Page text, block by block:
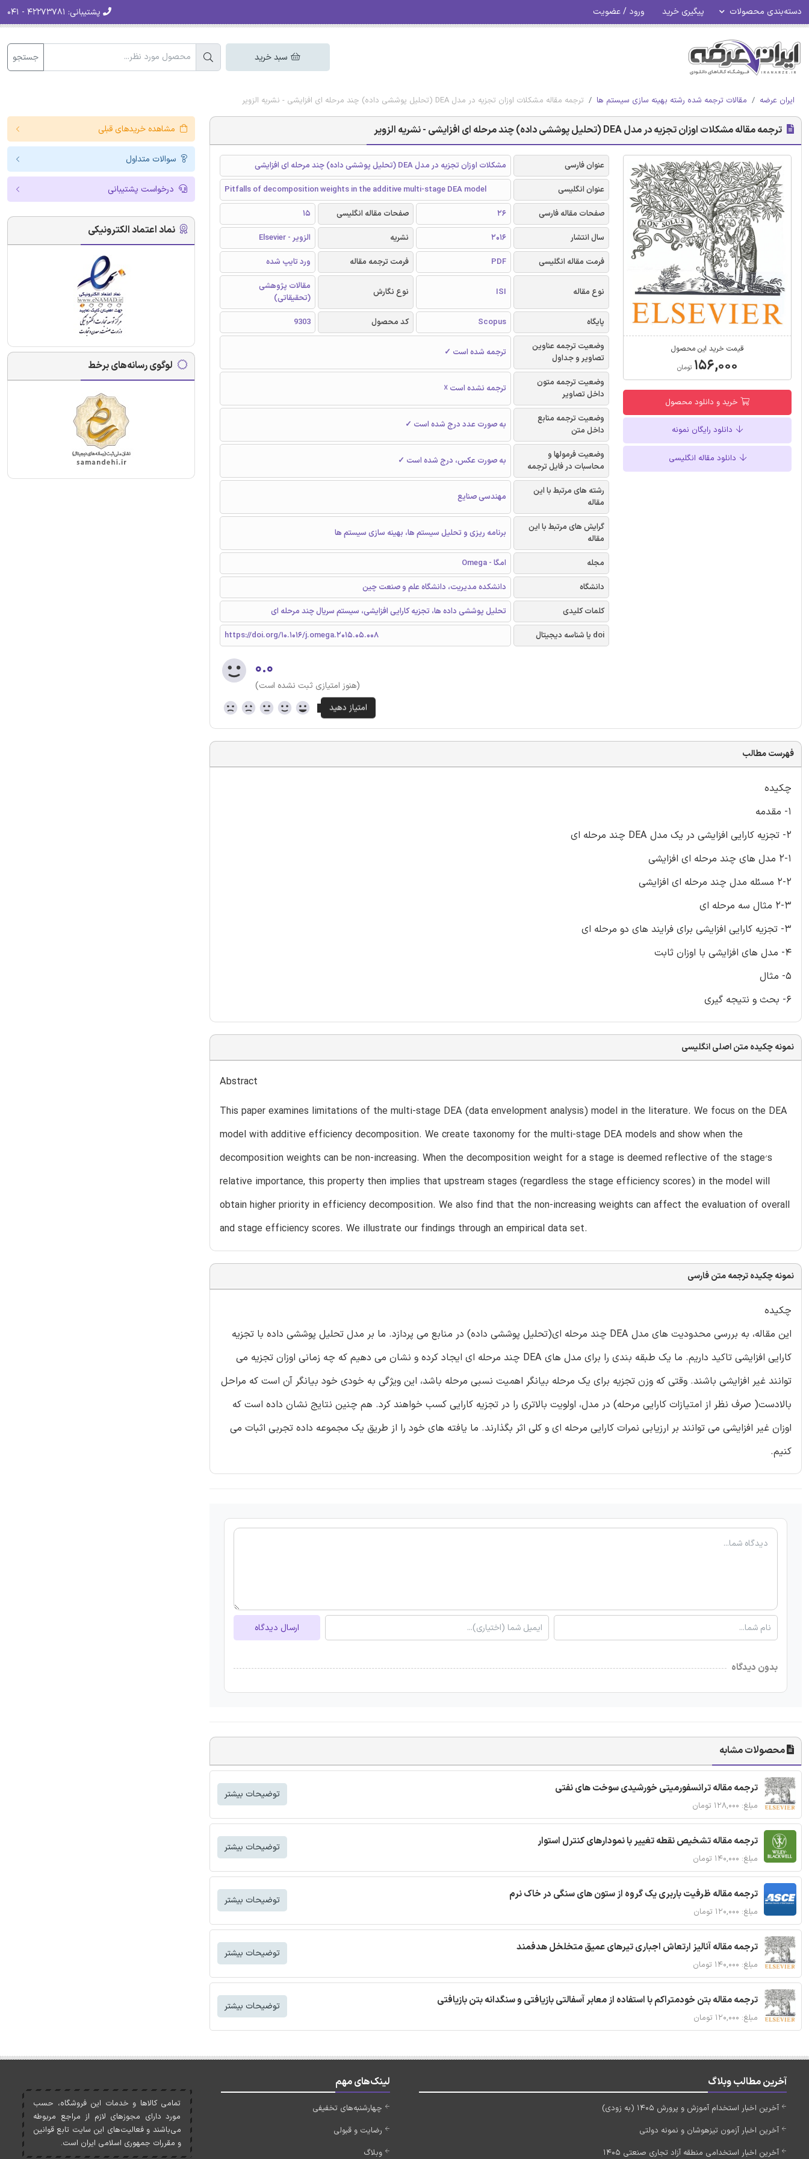
دسته‌بندی محصولات پیگیری خرید ورود / عضویت پشتیبانی:
سبد خرید جستجو
ایران عرضه مقالات ترجمه شده رشته بهینه سازی سیستم ها ترجمه مقاله مشکلات اوزان تجزیه در مدل DEA (تحلیل پوششی داده) چند مرحله ای افزایشی - نشریه الزویر
ترجمه مقاله مشکلات اوزان تجزیه در مدل DEA (تحلیل پوششی داده) چند مرحله ای افزایشی - نشریه الزویر
قیمت خرید این محصول
۱۵۶,۰۰۰ تومان
خرید و دانلود محصول
دانلود رایگان نمونه
دانلود مقاله انگلیسی
عنوان فارسی
مشکلات اوزان تجزیه در مدل DEA (تحلیل پوششی داده) چند مرحله ای افزایشی
عنوان انگلیسی
Pitfalls of decomposition weights in the additive multi-stage DEA model
صفحات مقاله فارسی
26 صفحات مقاله انگلیسی
15
سال انتشار
2016 نشریه
الزویر - Elsevier
فرمت مقاله انگلیسی
PDF فرمت ترجمه مقاله ورد تایپ شده
نوع مقاله ISI نوع نگارش
مقالات پژوهشی
(تحقیقاتی)
پایگاه
Scopus کد محصول
9303
وضعیت ترجمه عناوین
تصاویر و جداول
ترجمه شده است ✓
وضعیت ترجمه متون
داخل تصاویر
ترجمه نشده است ☓
وضعیت ترجمه منابع
داخل متن
به صورت عدد درج شده است ✓
وضعیت فرمولها و
محاسبات در فایل ترجمه
به صورت عکس، درج شده است ✓
رشته های مرتبط با این
مقاله
مهندسی صنایع
گرایش های مرتبط با این
مقاله
برنامه ریزی و تحلیل سیستم ها، بهینه سازی سیستم ها
مجله
امگا - Omega
دانشگاه
دانشکده مدیریت، دانشگاه علم و صنعت چین
کلمات کلیدی
تحلیل پوششی داده ها، تجزیه کارایی افزایشی، سیستم سریال چند مرحله ای
doi یا شناسه دیجیتال
https://doi.org/10.1016/j.omega.2015.05.008
۰.۰
(هنوز امتیازی ثبت نشده است)
فهرست مطالب
چکیده
1- مقدمه
2- تجزیه کارایی افزایشی در یک مدل DEA چند مرحله ای
2-1 مدل های چند مرحله ای افزایشی
2-2 مسئله مدل چند مرحله ای افزایشی
2-3 مثال سه مرحله ای
3- تجزیه کارایی افزایشی برای فرایند های دو مرحله ای
4- مدل های افزایشی با اوزان ثابت
5- مثال
6- بحث و نتیجه گیری
نمونه چکیده متن اصلی انگلیسی
Abstract
This paper examines limitations of the multi-stage DEA (data envelopment analysis) model in the literature. We focus on the DEA
model with additive efficiency decomposition. We create taxonomy for the multi-stage DEA models and show when the
decomposition weights can be non-increasing. When the decomposition weight for a stage is deemed reflective of the stage׳s
relative importance, this property then implies that upstream stages (regardless the stage efficiency scores) in the model will
obtain higher priority in efficiency decomposition. We also find that the non-increasing weights can affect the evaluation of overall
and stage efficiency scores. We illustrate our findings through an empirical data set.
نمونه چکیده ترجمه متن فارسی
چکیده
این مقاله، به بررسی محدودیت های مدل DEA چند مرحله ای(تحلیل پوششی داده) در منابع می پردازد. ما بر مدل تحلیل پوششی داده با تجزیه
کارایی افزایشی تاکید داریم. ما یک طبقه بندی را برای مدل های DEA چند مرحله ای ایجاد کرده و نشان می دهیم که چه زمانی اوزان تجزیه می
توانند غیر افزایشی باشند. وقتی که وزن تجزیه برای یک مرحله بیانگر اهمیت نسبی مرحله باشد، این ویژگی به خودی خود بیانگر آن است که مراحل
بالادست( صرف نظر از امتیازات کارایی مرحله) در مدل، اولویت بالاتری را در تجزیه کارایی کسب خواهند کرد. هم چنین نتایج نشان داده است که
اوزان غیر افزایشی می توانند بر ارزیابی نمرات کارایی مرحله ای و کلی اثر بگذارند. ما یافته های خود را از طریق یک مجموعه داده تجربی اثبات می
کنیم.
ارسال دیدگاه
بدون دیدگاه
محصولات مشابه
ترجمه مقاله ترانسفورمیتی خورشیدی سوخت های نفتی
مبلغ: ۱۲۸,۰۰۰ تومان
توضیحات بیشتر
ترجمه مقاله تشخیص نقطه تغییر با نمودارهای کنترل استوار
مبلغ: ۱۴۰,۰۰۰ تومان
توضیحات بیشتر
ترجمه مقاله ظرفیت باربری یک گروه از ستون های سنگی در خاک نرم
مبلغ: ۱۲۰,۰۰۰ تومان
توضیحات بیشتر
ترجمه مقاله آنالیز ارتعاش اجباری تیرهای عمیق متخلخل هدفمند
مبلغ: ۱۴۰,۰۰۰ تومان
توضیحات بیشتر
ترجمه مقاله بتن خودمتراکم با استفاده از معابر آسفالتی بازیافتی و سنگدانه بتن بازیافتی
مبلغ: ۱۲۰,۰۰۰ تومان
توضیحات بیشتر
مشاهده خریدهای قبلی
سوالات متداول
درخواست پشتیبانی
نماد اعتماد الکترونیکی
لوگوی رسانه‌های برخط
آخرین مطالب وبلاگ
آخرین اخبار استخدام آموزش و پرورش 1405 (به زودی)
آخرین اخبار آزمون تیزهوشان و نمونه دولتی
آخرین اخبار استخدامی منطقه آزاد تجاری صنعتی 1405
لینک‌های مهم
چهارشنبه‌های تخفیفی
رضایت و قبولی
وبلاگ
تمامی کالاها و خدمات اين فروشگاه، حسب
مورد دارای مجوزهای لازم از مراجع مربوطه
می‌باشند و فعاليت‌های اين سايت تابع قوانين
و مقررات جمهوری اسلامی ايران است.